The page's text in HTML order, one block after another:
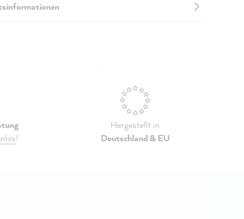
!
Hergestellt in
Deutschland & EU